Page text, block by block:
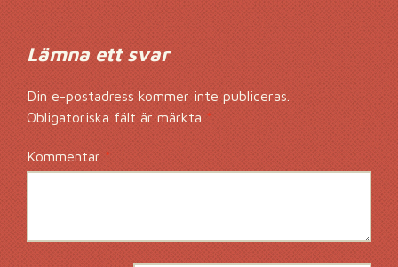
Lämna ett svar
Din e-postadress kommer inte publiceras.
Obligatoriska fält är märkta*
Kommentar*